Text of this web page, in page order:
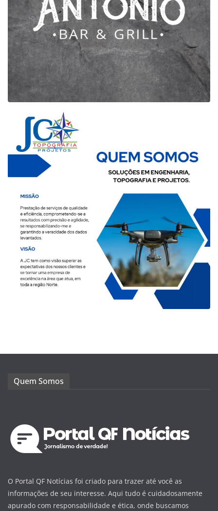
Quem Somos
O Portal QF Notícias foi criado para trazer até você as
informações de seu interesse. Aqui tudo é cuidadosamente
apurado com responsabilidade e ética, onde buscamos